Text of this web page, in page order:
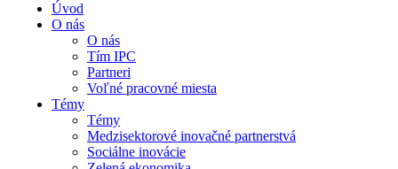
Úvod
O nás
O nás
Tím IPC
Partneri
Voľné pracovné miesta
Témy
Témy
Medzisektorové inovačné partnerstvá
Sociálne inovácie